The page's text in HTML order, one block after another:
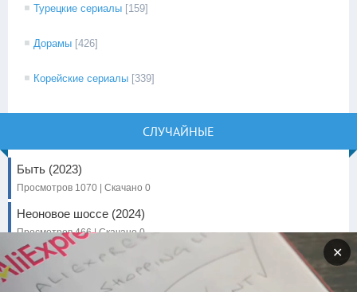
Турецкие сериалы [159]
Дорамы [426]
Корейские сериалы [339]
СЛУЧАЙНЫЕ
Быть (2023)
Просмотров 1070 | Скачано 0
Неоновое шоссе (2024)
Просмотров 466 | Скачано 0
В движении / Перемещение (2023)
Просмотров 1585 | Скачано 0
✕